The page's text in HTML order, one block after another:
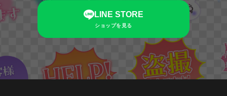
LINE STORE
ショップを見る